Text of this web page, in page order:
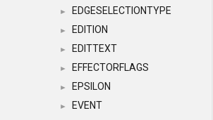
► EDGESELECTIONTYPE
► EDITION
► EDITTEXT
► EFFECTORFLAGS
► EPSILON
►
EVENT